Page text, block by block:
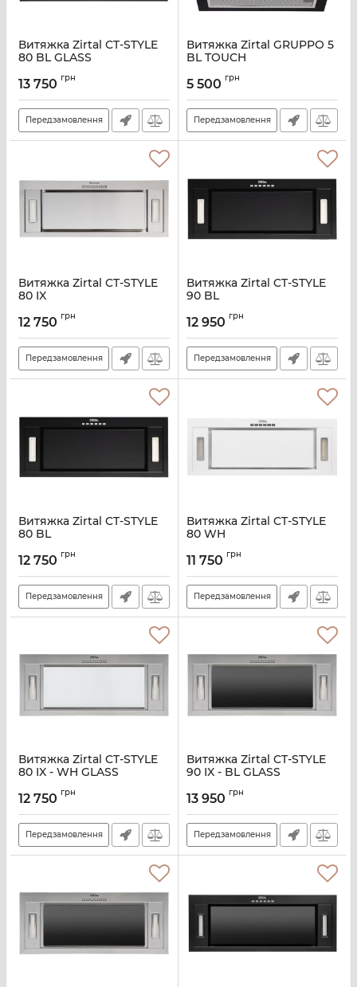
Витяжка Zirtal CT-STYLE
80 BL GLASS
13 750 грн
Передзамовлення
Витяжка Zirtal GRUPPO 5
BL TOUCH
5 500 грн
Передзамовлення
Витяжка Zirtal CT-STYLE
80 IX
12 750 грн
Передзамовлення
Витяжка Zirtal CT-STYLE
90 BL
12 950 грн
Передзамовлення
Витяжка Zirtal CT-STYLE
80 BL
12 750 грн
Передзамовлення
Витяжка Zirtal CT-STYLE
80 WH
11 750 грн
Передзамовлення
Витяжка Zirtal CT-STYLE
80 IX - WH GLASS
12 750 грн
Передзамовлення
Витяжка Zirtal CT-STYLE
90 IX - BL GLASS
13 950 грн
Передзамовлення